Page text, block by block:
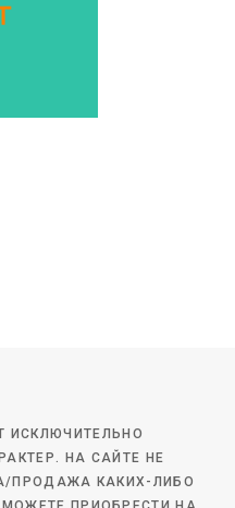
ИСКЛЮЧИТЕЛЬНО
НА САЙТЕ НЕ
ПРОДАЖА КАКИХ-ЛИБО